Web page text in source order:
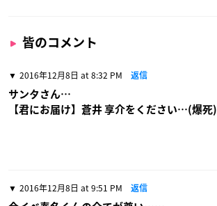
皆のコメント
2016年12月8日 at 8:32 PM 返信
サンタさん…
【君にお届け】蒼井 享介をください…(爆死)
2016年12月8日 at 9:51 PM 返信